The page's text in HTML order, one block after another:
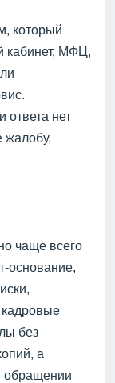
который
кабинет, МФЦ,
ответа нет
жалобу,
чаще всего
основание,
без
а
обращении